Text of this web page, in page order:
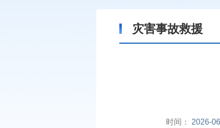
灾害事故救援
时间： 2026-